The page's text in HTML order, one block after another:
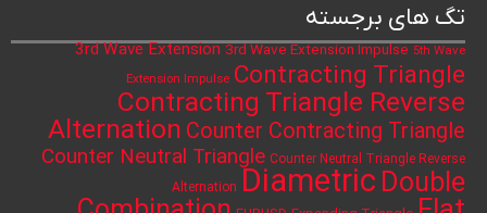
تگ های برجسته
3rd Wave Extension 3rd Wave Extension Impulse 5th Wave
Extension Impulse Contracting Triangle
Contracting Triangle Reverse
Alternation Counter Contracting Triangle
Counter Neutral Triangle Counter Neutral Triangle Reverse
Alternation Diametric Double